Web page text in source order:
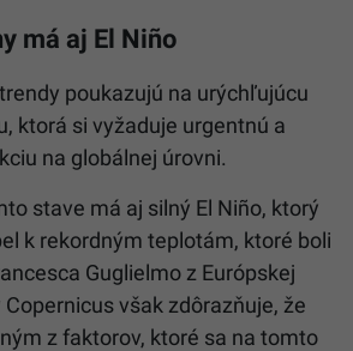
má aj El Niño
poukazujú na urýchľujúcu
ktorá si vyžaduje urgentnú a
na globálnej úrovni.
stave má aj silný El Niño, ktorý
k rekordným teplotám, ktoré boli
Guglielmo z Európskej
však zdôrazňuje, že
z faktorov, ktoré sa na tomto